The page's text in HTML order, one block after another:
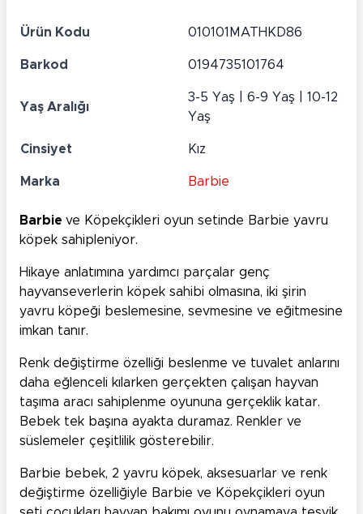
Ürün Kodu 010101MATHKD86
Barkod 0194735101764
Yaş Aralığı
3-5 Yaş | 6-9 Yaş | 10-12
Yaş
Cinsiyet Kız
Marka Barbie
Barbie ve Köpekçikleri oyun setinde Barbie yavru
köpek sahipleniyor.
Hikaye anlatımına yardımcı parçalar genç
hayvanseverlerin köpek sahibi olmasına, iki şirin
yavru köpeği beslemesine, sevmesine ve eğitmesine
imkan tanır.
Renk değiştirme özelliği beslenme ve tuvalet anlarını
daha eğlenceli kılarken gerçekten çalışan hayvan
taşıma aracı sahiplenme oyununa gerçeklik katar.
Bebek tek başına ayakta duramaz. Renkler ve
süslemeler çeşitlilik gösterebilir.
Barbie bebek, 2 yavru köpek, aksesuarlar ve renk
değiştirme özelliğiyle Barbie ve Köpekçikleri oyun